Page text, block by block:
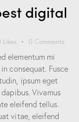
digital
Likes 0 Comments
elementum mi
consequat. Fusce
ipsum eget
Vivamus
eleifend tellus.
vitae, eleifend